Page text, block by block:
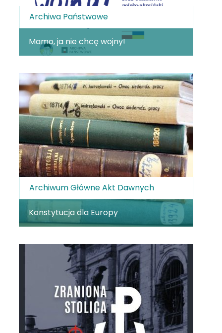
Archiwa Państwowe
Mamo, ja nie chcę wojny!
Archiwum Główne Akt Dawnych
Konstytucja dla Europy